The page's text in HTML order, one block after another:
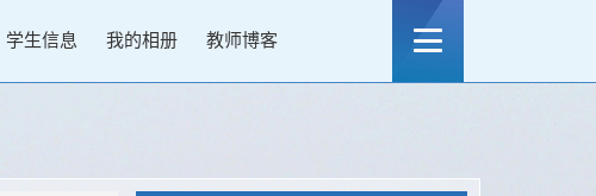
学生信息 我的相册 教师博客